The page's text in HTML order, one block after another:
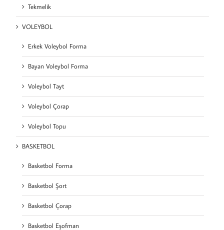
Tekmelik
VOLEYBOL
Erkek Voleybol Forma
Bayan Voleybol Forma
Voleybol Tayt
Voleybol Çorap
Voleybol Topu
BASKETBOL
Basketbol Forma
Basketbol Şort
Basketbol Çorap
Basketbol Eşofman